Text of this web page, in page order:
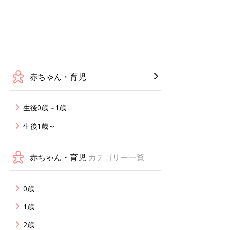
赤ちゃん・育児
生後0歳～1歳
生後1歳～
赤ちゃん・育児 カテゴリー一覧
0歳
1歳
2歳